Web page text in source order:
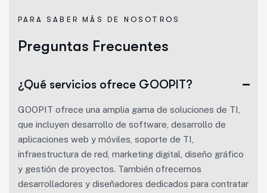
PARA SABER MÁS DE NOSOTROS
Preguntas Frecuentes
¿Qué servicios ofrece GOOPIT?
GOOPIT ofrece una amplia gama de soluciones de TI,
que incluyen desarrollo de software, desarrollo de
aplicaciones web y móviles, soporte de TI,
infraestructura de red, marketing digital, diseño gráfico
y gestión de proyectos. También ofrecemos
desarrolladores y diseñadores dedicados para contratar